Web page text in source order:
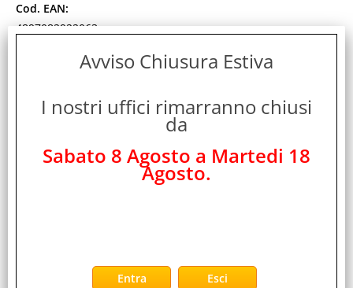
Cod. EAN:
4897082922063
KN-3211-01-EU
funzionalità Mesh e porta Fast Ethernet
Prezzo:
Evasione Articolo:
Avviso Chiusura Estiva
I nostri uffici rimarranno chiusi
da
Sabato 8 Agosto a Martedi 18
Agosto.